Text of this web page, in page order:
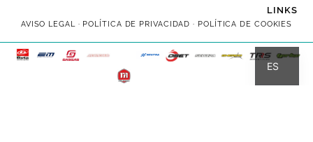
LINKS
AVISO LEGAL· POLÍTICA DE PRIVACIDAD · POLÍTICA DE COOKIES
ES
CA